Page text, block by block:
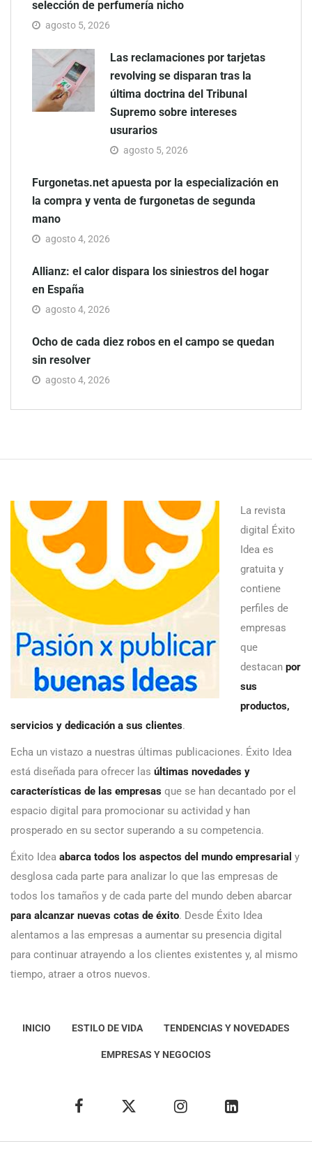
selección de perfumería nicho
agosto 5, 2026
Las reclamaciones por tarjetas
revolving se disparan tras la
última doctrina del Tribunal
Supremo sobre intereses
usurarios
agosto 5, 2026
Furgonetas.net apuesta por la especialización en
la compra y venta de furgonetas de segunda
mano
agosto 4, 2026
Allianz: el calor dispara los siniestros del hogar
en España
agosto 4, 2026
Ocho de cada diez robos en el campo se quedan
sin resolver
agosto 4, 2026
La revista
digital Éxito
Idea es
gratuita y
contiene
perfiles de
empresas
que
destacan por
sus
productos,
servicios y dedicación a sus clientes.
Echa un vistazo a nuestras últimas publicaciones. Éxito Idea
está diseñada para ofrecer las últimas novedades y
características de las empresas que se han decantado por el
espacio digital para promocionar su actividad y han
prosperado en su sector superando a su competencia.
Éxito Idea abarca todos los aspectos del mundo empresarial y
desglosa cada parte para analizar lo que las empresas de
todos los tamaños y de cada parte del mundo deben abarcar
para alcanzar nuevas cotas de éxito. Desde Éxito Idea
alentamos a las empresas a aumentar su presencia digital
para continuar atrayendo a los clientes existentes y, al mismo
tiempo, atraer a otros nuevos.
INICIO ESTILO DE VIDA TENDENCIAS Y NOVEDADES
EMPRESAS Y NEGOCIOS